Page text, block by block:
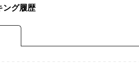
ング履歴